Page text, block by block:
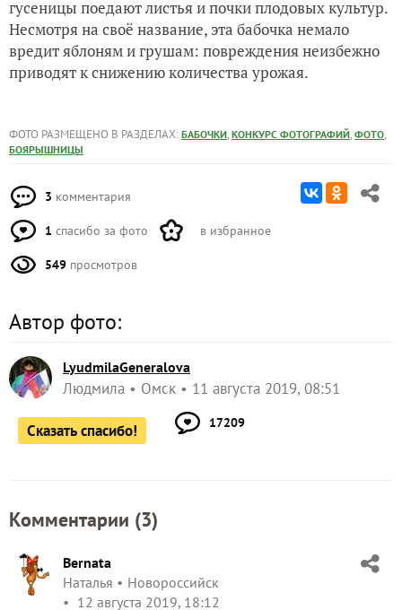
гусеницы поедают листья и почки плодовых культур.
Несмотря на своё название, эта бабочка немало
вредит яблоням и грушам: повреждения неизбежно
приводят к снижению количества урожая.
ФОТО РАЗМЕЩЕНО В РАЗДЕЛАХ: БАБОЧКИ, КОНКУРС ФОТОГРАФИЙ, ФОТО,
БОЯРЫШНИЦЫ
3 комментария
1 спасибо за фото в избранное
549 просмотров
Автор фото:
LyudmilaGeneralova
Людмила Омск 11 августа 2019, 08:51
Сказать спасибо! 17209
Комментарии (3)
Bernata
Наталья
Новороссийск
12 августа 2019, 18:12